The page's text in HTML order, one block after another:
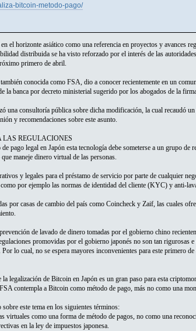
bitcoin-metodo-pago/
el horizonte asiático como una referencia en proyectos y avances
distribuida se ha visto reforzado por el interés de las
primero de abril.
conocida como FSA, dio a conocer recientemente en un
la banca por decreto ministerial sugerido por los abogados de la
una consultoría pública sobre dicha modificación, la cual recaudó
y recomendaciones sobre este asunto.
LAS REGULACIONES
pago legal en Japón esta tecnología debe someterse a un grupo de
maneje dinero virtual de las personas.
y legales para el préstamo de servicio por parte de cualquier
por ejemplo las normas de identidad del cliente (KYC) y anti-
por casas de cambio del país como Coincheck y Zaif, las cuales
de lavado de dinero tomadas por el gobierno chino
promovidas por el gobierno japonés no son tan rigurosas
lo cual, no se espera mayores inconvenientes para este primero de
legalización de Bitcoin en Japón es un gran paso para esta
contempla a Bitcoin como método de pago, más no como una
este tema en los siguientes términos:
virtuales como una forma de método de pagos, no como una
en la ley de impuestos japonesa.